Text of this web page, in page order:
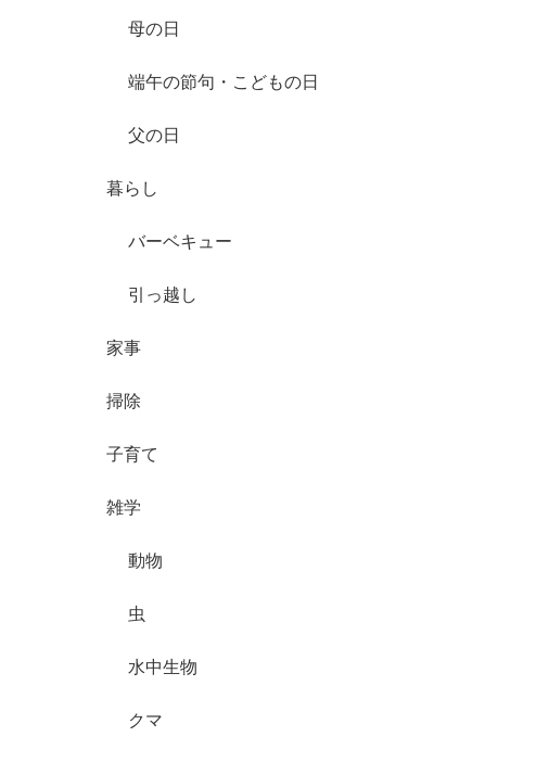
母の日
端午の節句・こどもの日
父の日
暮らし
バーベキュー
引っ越し
家事
掃除
子育て
雑学
動物
虫
水中生物
クマ